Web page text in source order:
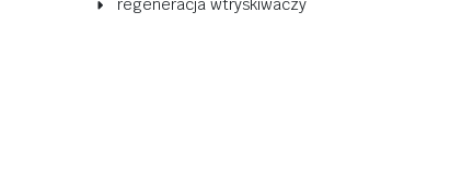
regeneracja wtryskiwaczy